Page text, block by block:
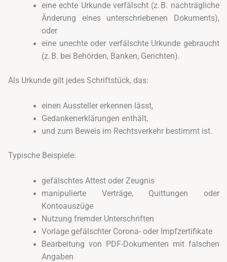
eine echte Urkunde verfälscht (z. B. nachträgliche
Änderung eines unterschriebenen Dokuments),
oder
eine unechte oder verfälschte Urkunde gebraucht
(z. B. bei Behörden, Banken, Gerichten).
Als Urkunde gilt jedes Schriftstück, das:
einen Aussteller erkennen lässt,
Gedankenerklärungen enthält,
und zum Beweis im Rechtsverkehr bestimmt ist.
Typische Beispiele:
gefälschtes Attest oder Zeugnis
manipulierte Verträge, Quittungen oder
Kontoauszüge
Nutzung fremder Unterschriften
Vorlage gefälschter Corona- oder Impfzertifikate
Bearbeitung von PDF-Dokumenten mit falschen
Angaben